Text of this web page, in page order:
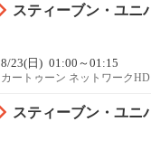
スティーブン・ユニ
8/23(日) 01:00～01:15
カートゥーン ネットワーク
スティーブン・ユニ